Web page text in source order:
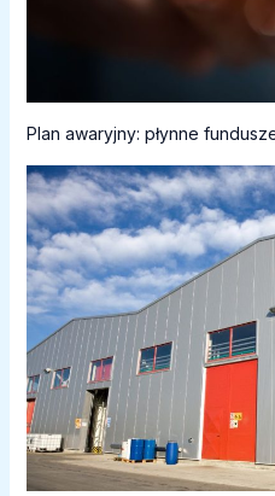
Plan awaryjny: płynne